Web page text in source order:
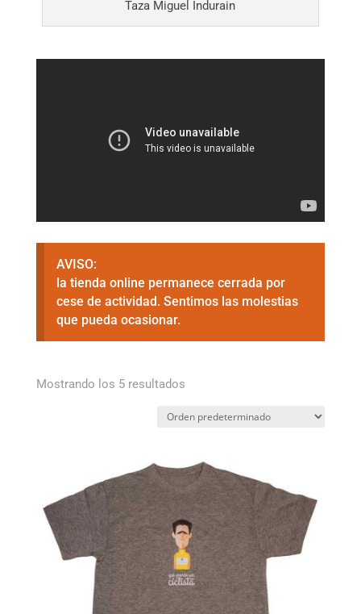
Taza Miguel Indurain
AVISO:
la tienda online permanece cerrada por
cese de actividad. Sentimos las molestias
que pueda ocasionar.
Mostrando los 5 resultados